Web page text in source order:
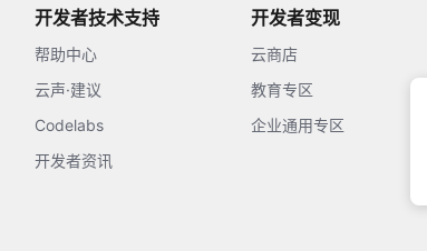
开发者技术支持
帮助中心
云声·建议
Codelabs
开发者资讯
开发者变现
云商店
教育专区
企业通用专区